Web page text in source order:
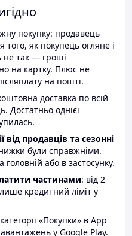
покупку: продавець
як покупець огляне і
так — гроші
на картку. Плюс не
на пошті.
доставка по всій
Достатньо однієї
від продавців та сезонні
були справжніми.
або в застосунку.
частинами: від 2
кредитний ліміт у
«Покупки» в App
у Google Play.